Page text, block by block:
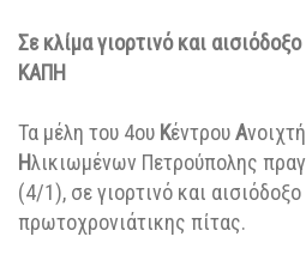
Σε κλίμα γιορτινό και
ΚΑΠΗ
Τα μέλη του 4ου ΚέντρουΑ
Ηλικιωμένων Πετρούπολης
(4/1), σε γιορτινό και
πρωτοχρονιάτικης πίτας.